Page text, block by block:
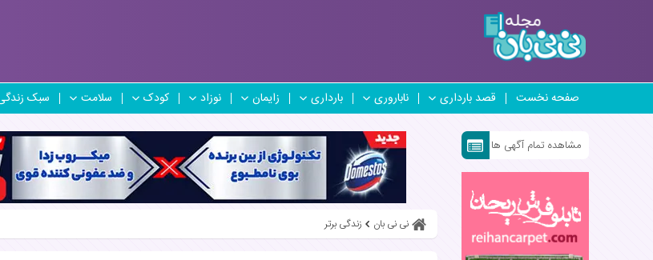
صفحه نخست قصد بارداری ناباروری بارداری زایمان نوزاد کودک سلامت سبک
مشاهده تمام آگهی ها
نی نی بان زندگی برتر